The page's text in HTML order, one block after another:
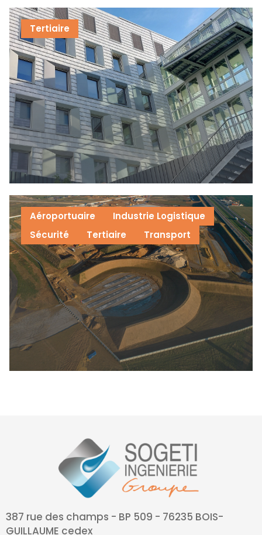
Tertiaire
Aéroportuaire
Industrie Logistique
Sécurité
Tertiaire Transport
387 rue des champs - BP 509 - 76235 BOIS-
GUILLAUME cedex